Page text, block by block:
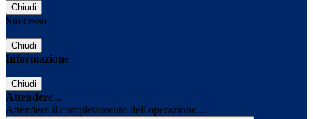
Chiudi
Successo
Chiudi
Informazione
Chiudi
Attendere...
Attendere il completamento dell'operazione...